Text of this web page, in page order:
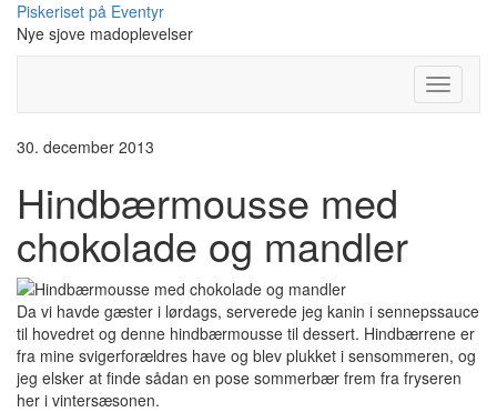
Skip
content
Piskeriset på Eventyr
Nye sjove madoplevelser
Toggle
30. december 2013
Hindbærmousse med
chokolade og mandler
Da vi havde gæster i lørdags, serverede jeg kanin i sennepssauce
til hovedret og denne hindbærmousse til dessert. Hindbærrene er
fra mine svigerforældres have og blev plukket i sensommeren, og
jeg elsker at finde sådan en pose sommerbær frem fra fryseren
her i vintersæsonen.